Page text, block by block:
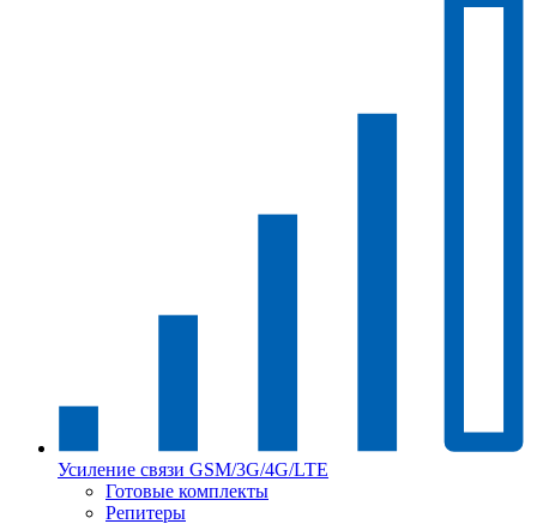
Усиление связи GSM/3G/4G/LTE
Готовые комплекты
Репитеры